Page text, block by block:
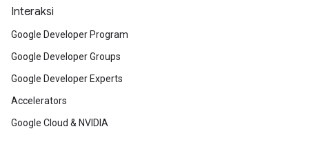
Interaksi
Google Developer Program
Google Developer Groups
Google Developer Experts
Accelerators
Google Cloud & NVIDIA